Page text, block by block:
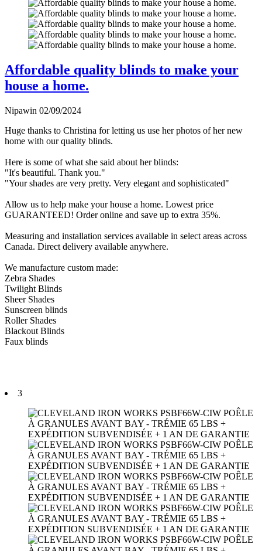
Affordable quality blinds to make your
house a home.
Nipawin 02/09/2024
Huge thanks to Christina for letting us use her photos of her new
home with our quality blinds.
Here is some of what she said about her blinds:
"It's beautiful. Thank you."
"Your shades are very pretty. Very elegant and sophisticated"
Allow us to help make your house a home. Lowest price
GUARANTEED! Order online and save up to extra 35%.
Measuring and installation services available in select areas across
Canada. Direct delivery available anywhere.
We manufacture custom made:
Zebra Shades
Twilight Blinds
Sheer Shades
Sunscreen blinds
Roller Shades
Blackout Blinds
Faux blinds
3